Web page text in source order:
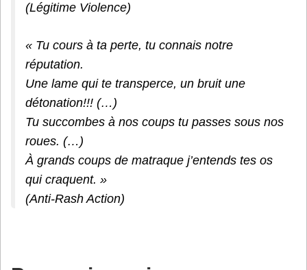
(Légitime Violence)
« Tu cours à ta perte, tu connais notre
réputation.
Une lame qui te transperce, un bruit une
détonation!!! (…)
Tu succombes à nos coups tu passes sous nos
roues. (…)
À grands coups de matraque j’entends tes os
qui craquent. »
(Anti-Rash Action)